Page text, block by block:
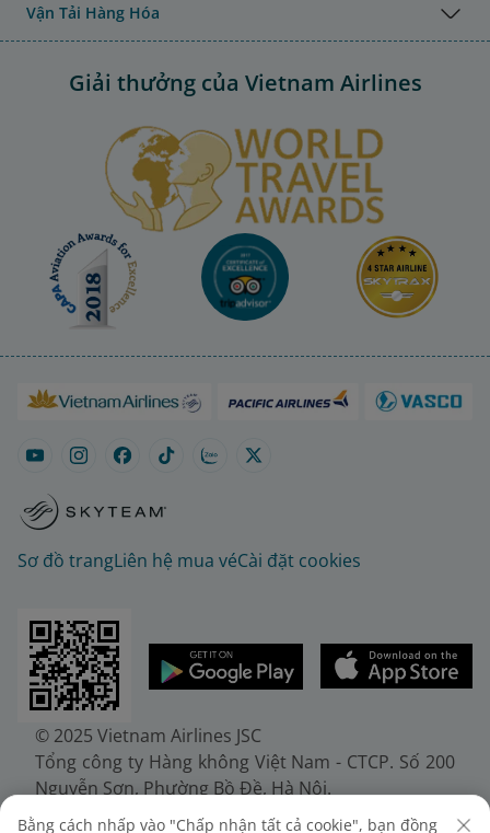
Vận Tải Hàng Hóa
Giải thưởng của Vietnam Airlines
Sơ đồ trangLiên hệ mua véCài đặt cookies
© 2025 Vietnam Airlines JSC
Tổng công ty Hàng không Việt Nam - CTCP. Số 200
Nguyễn Sơn, Phường Bồ Đề, Hà Nội.
Điện thoại: (+84-24) 38272289. Fax: (+84-24)
Bằng cách nhấp vào "Chấp nhận tất cả cookie", bạn đồng